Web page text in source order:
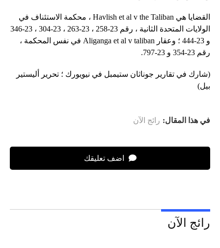
القضايا هي Havlish et al v the Taliban ، محكمة الاستئناف في
الولايات المتحدة الثانية ، رقم 23-258 ، 23-263 ، 23-304 ، 23-346
و 23-444 ؛ وعقار Aliganga et al v taliban في نفس المحكمة ،
رقم 23-354 و 23-797.
(شارك في تقارير جوناثان ستيمبل في نيويورك ؛ تحرير أليستير
بيل)
في هذا المقال: رائج الآن
اضف تعليقك
رائج الآن